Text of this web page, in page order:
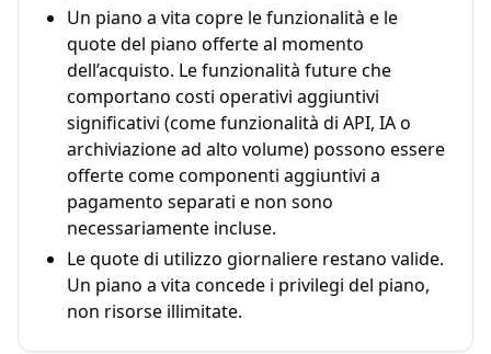
Un piano a vita copre le funzionalità e le
quote del piano offerte al momento
dell’acquisto. Le funzionalità future che
comportano costi operativi aggiuntivi
significativi (come funzionalità di API, IA o
archiviazione ad alto volume) possono essere
offerte come componenti aggiuntivi a
pagamento separati e non sono
necessariamente incluse.
Le quote di utilizzo giornaliere restano valide.
Un piano a vita concede i privilegi del piano,
non risorse illimitate.